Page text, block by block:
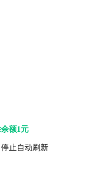
额1元
止自动刷新